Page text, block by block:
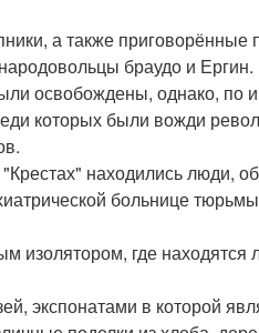
а также
браудо и
освобождены, однако, по
которых были вожди
находились люди,
больнице
изолятором, где
экспонатами в которой